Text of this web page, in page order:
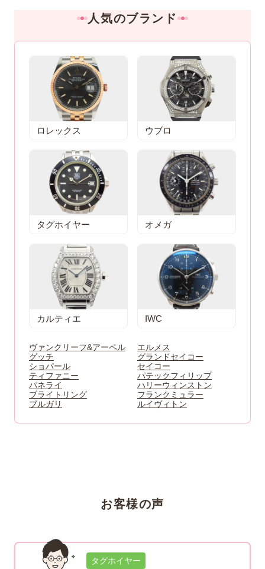
人気のブランド
ロレックス ウブロ
タグホイヤー オメガ
カルティエ IWC
ヴァンクリーフ&アーペル
エルメス
グッチ
グランドセイコー
ショパール
セイコー
ティファニー
パテックフィリップ
パネライ
ハリーウィンストン
ブライトリング
フランクミュラー
ブルガリ
ルイヴィトン
お客様の声
タグホイヤー